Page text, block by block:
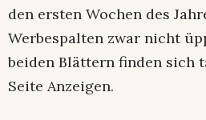
den ersten Wochen des
Werbespalten zwar nicht
beiden Blättern finden sich
Seite Anzeigen.